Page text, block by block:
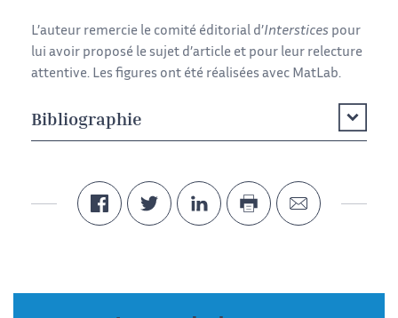
L’auteur remercie le comité éditorial d’Interstices pour
lui avoir proposé le sujet d’article et pour leur relecture
attentive. Les figures ont été réalisées avec MatLab.
Bibliographie